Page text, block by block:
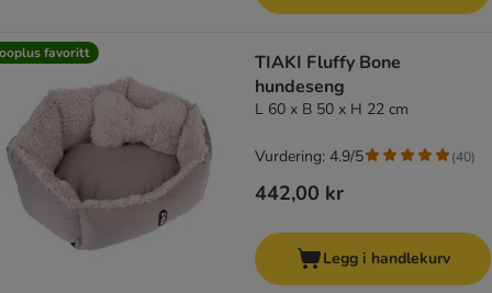
favoritt
TIAKI Fluffy Bone
hundeseng
L 60 x B 50 x H 22 cm
442,00 kr
Vurdering: 4.9/5 (40)
Legg i handlekurv